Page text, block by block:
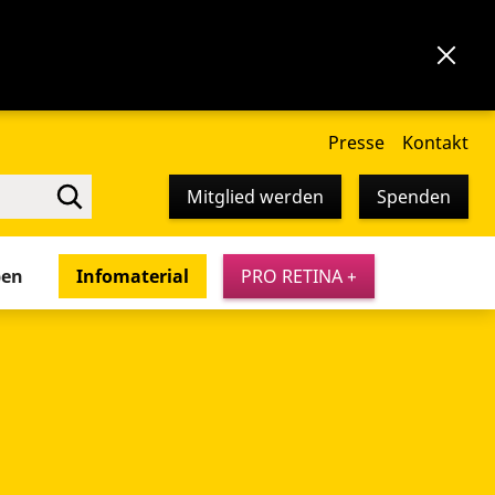
Presse Kontakt
Mitglied werden Spenden
Infomaterial PRO RETINA +